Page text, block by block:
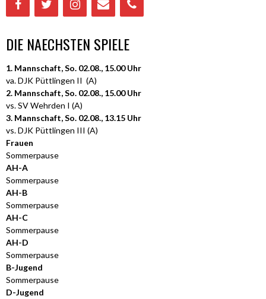
DIE NAECHSTEN SPIELE
1. Mannschaft, So. 02.08., 15.00 Uhr
va. DJK Püttlingen II (A)
2. Mannschaft, So. 02.08., 15.00 Uhr
vs. SV Wehrden I (A)
3. Mannschaft, So. 02.08., 13.15 Uhr
vs. DJK Püttlingen III (A)
Frauen
Sommerpause
AH-A
Sommerpause
AH-B
Sommerpause
AH-C
Sommerpause
AH-D
Sommerpause
B-Jugend
Sommerpause
D-Jugend